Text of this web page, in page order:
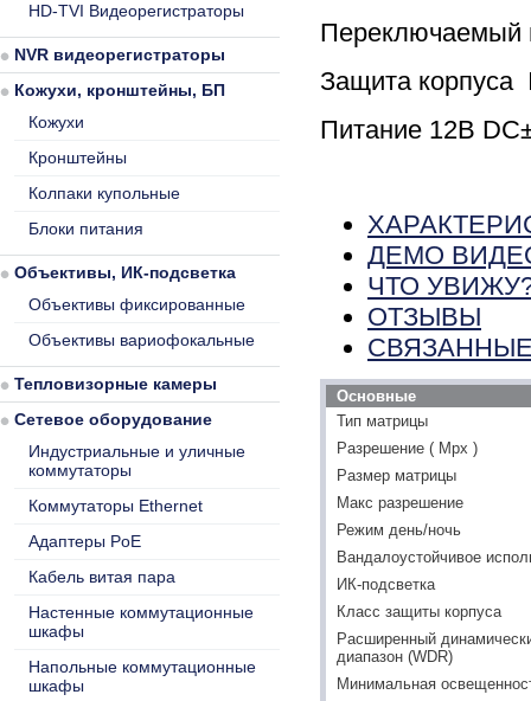
Переключаемый
Защита корпуса
Питание 12В
ДЕМО
ЧТО
ОТЗЫВЫ
Основные
Тип матрицы
Разрешение ( Mpx )
Размер матрицы
Макс разрешение
Режим день/ночь
Вандалоустойчивое
ИК-подсветка
Класс защиты корпуса
Расширенный
диапазон (WDR)
Минимальная
HD-TVI Видеорегистраторы
NVR видеорегистраторы
Кожухи, кронштейны, БП
Кожухи
Кронштейны
Колпаки купольные
Блоки питания
Объективы, ИК-подсветка
Объективы фиксированные
Объективы вариофокальные
Тепловизорные камеры
Сетевое оборудование
Индустриальные и уличные
коммутаторы
Коммутаторы Ethernet
Адаптеры PoE
Кабель витая пара
Настенные коммутационные
шкафы
Напольные коммутационные
шкафы